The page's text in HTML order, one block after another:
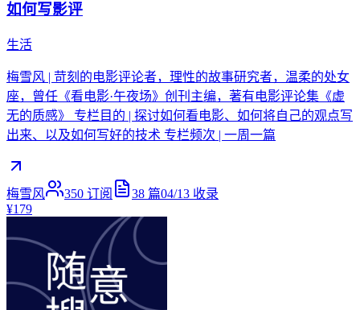
如何写影评
生活
梅雪风 | 苛刻的电影评论者，理性的故事研究者，温柔的处女
座，曾任《看电影·午夜场》创刊主编，著有电影评论集《虚
无的质感》 专栏目的 | 探讨如何看电影、如何将自己的观点写
出来、以及如何写好的技术 专栏频次 | 一周一篇
梅雪风 350 订阅 38 篇04/13 收录
¥179